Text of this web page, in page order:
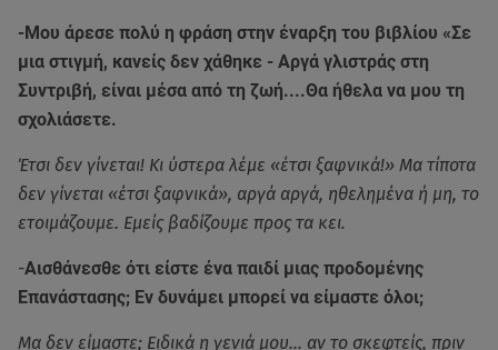
-Μου άρεσε πολύ η φράση στην έναρξη του βιβλίου «Σε
μια στιγμή, κανείς δεν χάθηκε - Αργά γλιστράς στη
Συντριβή, είναι μέσα από τη ζωή....Θα ήθελα να μου τη
σχολιάσετε.
Έτσι δεν γίνεται! Κι ύστερα λέμε «έτσι ξαφνικά!» Μα τίποτα
δεν γίνεται «έτσι ξαφνικά», αργά αργά, ηθελημένα ή μη, το
ετοιμάζουμε. Εμείς βαδίζουμε προς τα κει.
-Αισθάνεσθε ότι είστε ένα παιδί μιας προδομένης
Επανάστασης; Εν δυνάμει μπορεί να είμαστε όλοι;
Μα δεν είμαστε; Ειδικά η γενιά μου… αν το σκεφτείς, πριν